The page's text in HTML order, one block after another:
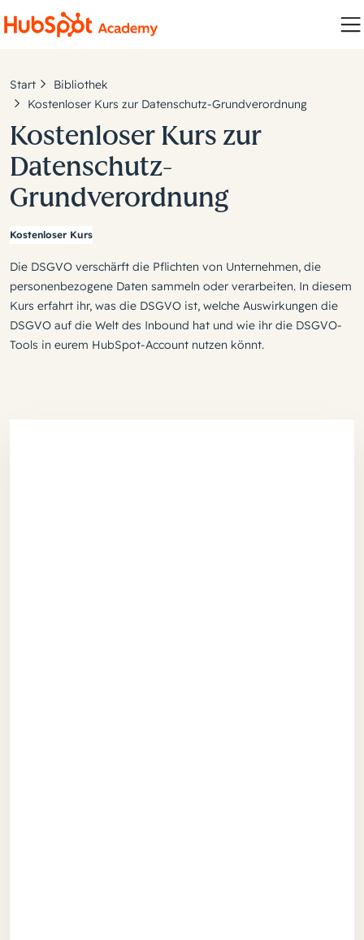
Start
Bibliothek
Kostenloser Kurs zur Datenschutz-Grundverordnung
Kostenloser Kurs zur
Datenschutz-
Grundverordnung
Kostenloser Kurs
Die DSGVO verschärft die Pflichten von Unternehmen, die
personenbezogene Daten sammeln oder verarbeiten. In diesem
Kurs erfahrt ihr, was die DSGVO ist, welche Auswirkungen die
DSGVO auf die Welt des Inbound hat und wie ihr die DSGVO-
Tools in eurem HubSpot-Account nutzen könnt.